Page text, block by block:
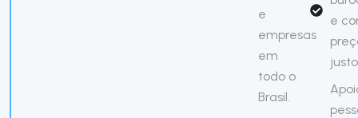
e
empresas
em
todo o
Brasil.
e
justo